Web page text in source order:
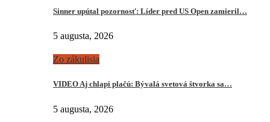
Sinner upútal pozornosť: Líder pred US Open zamieril…
5 augusta, 2026
Zo zákulisia
VIDEO Aj chlapi plačú: Bývalá svetová štvorka sa…
5 augusta, 2026